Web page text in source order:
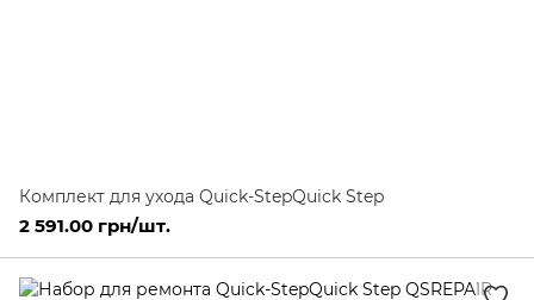
Комплект для ухода Quick-StepQuick Step
2 591.00 грн/шт.